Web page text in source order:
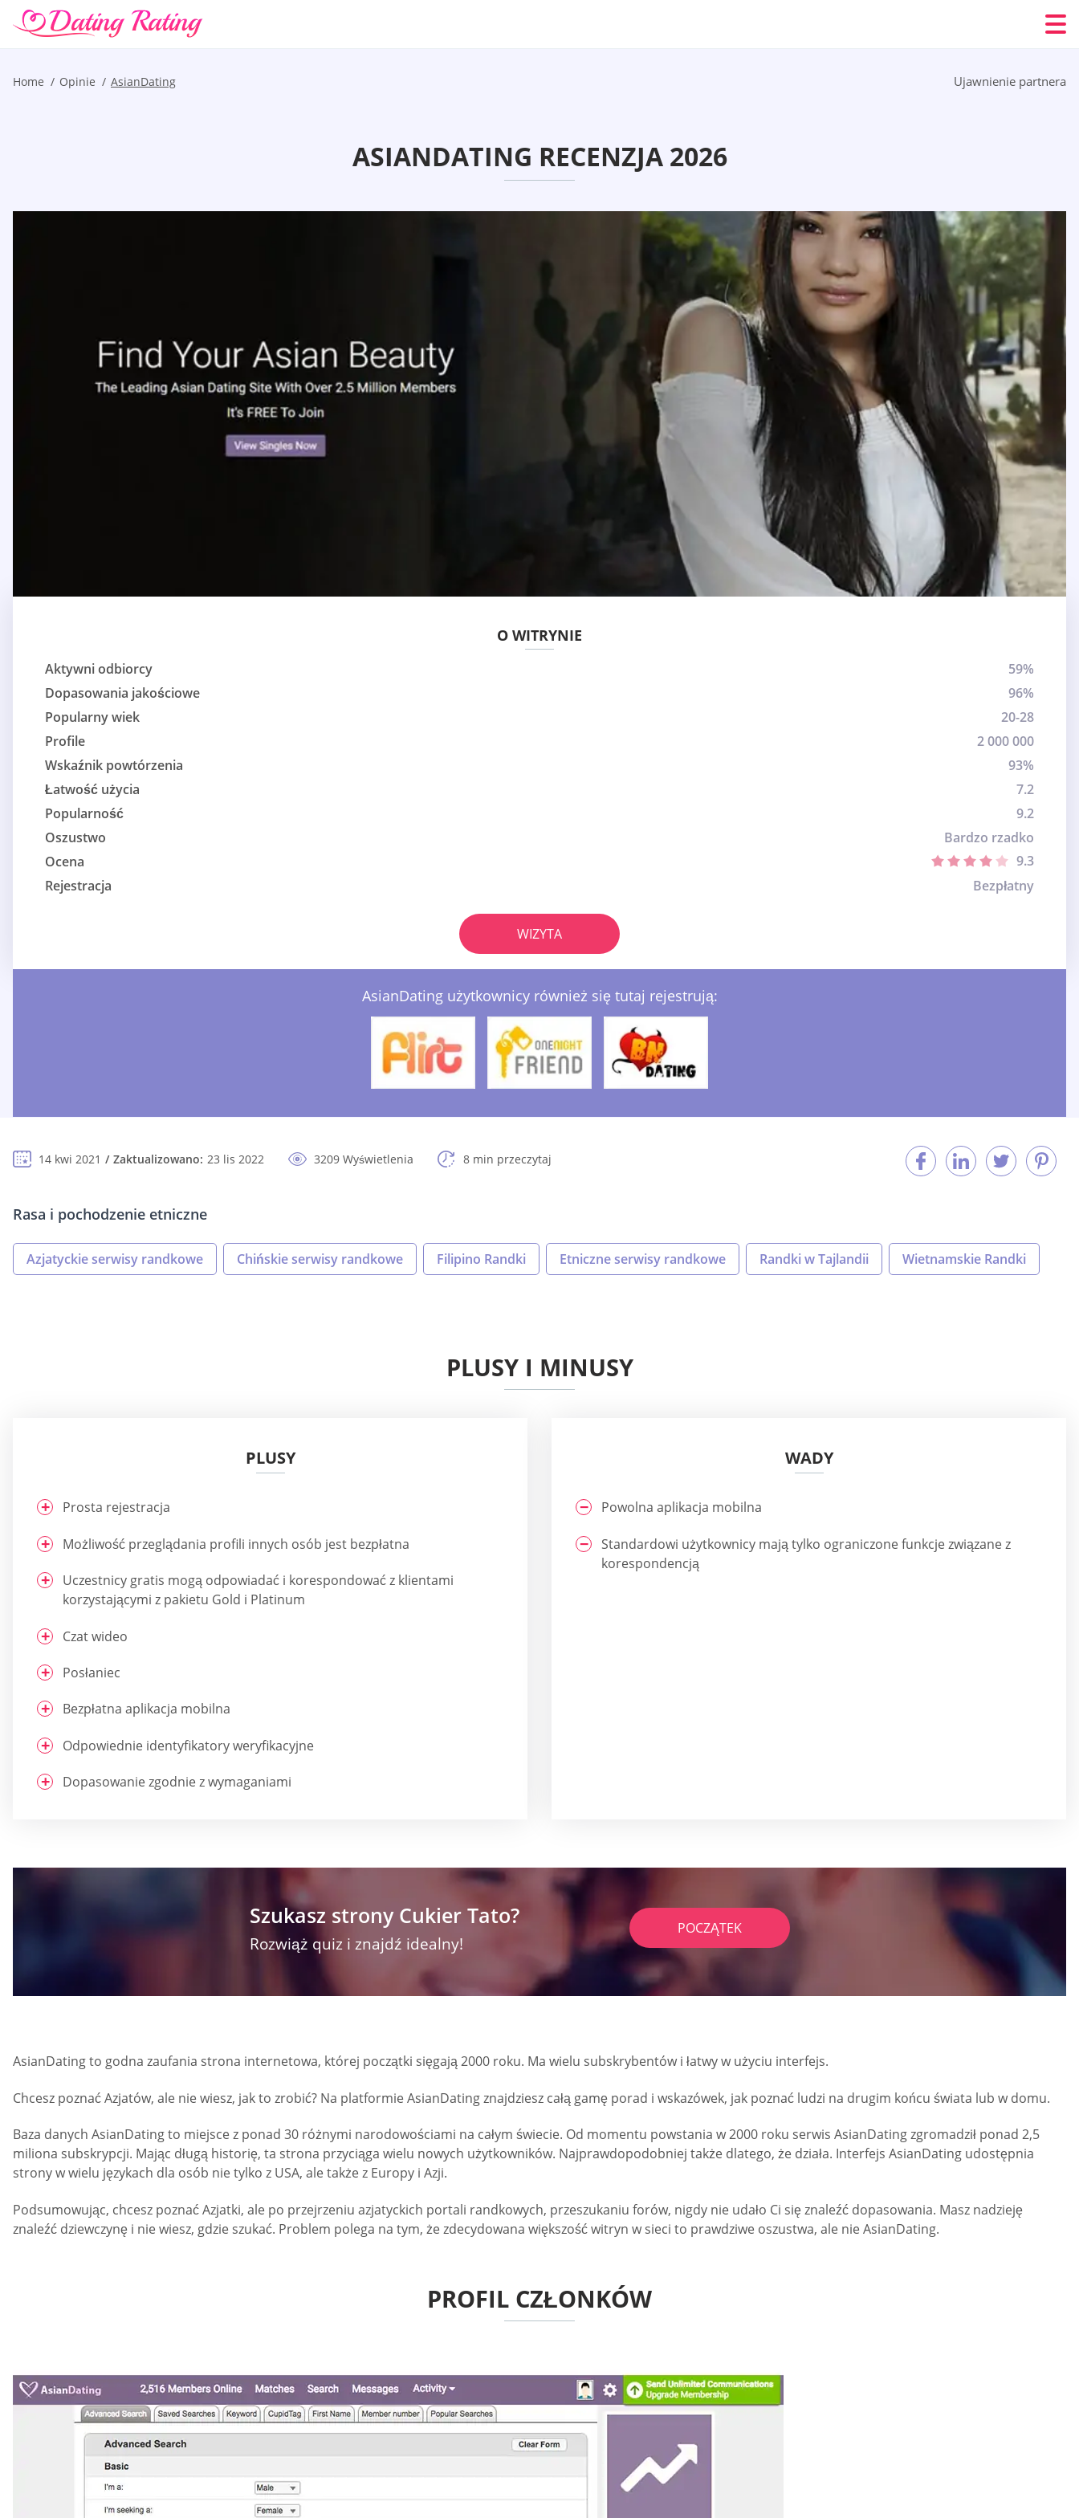
Home Opinie AsianDating Ujawnienie partnera
ASIANDATING RECENZJA 2026
O WITRYNIE
Aktywni odbiorcy
59%
Dopasowania jakościowe
96%
Popularny wiek
20-28
Profile
2 000 000
Wskaźnik powtórzenia
93%
Łatwość użycia
7.2
Popularność
9.2
Oszustwo
Bardzo rzadko
Ocena
9.3
Rejestracja
Bezpłatny
WIZYTA
AsianDating użytkownicy również się tutaj rejestrują:
14 kwi 2021 Zaktualizowano: 23 lis 2022 3209 Wyświetlenia 8 min przeczytaj
Rasa i pochodzenie etniczne
Azjatyckie serwisy randkowe Chińskie serwisy randkowe Filipino Randki Etniczne serwisy randkowe Randki w Tajlandii Wietnamskie Randki
PLUSY I MINUSY
PLUSY
Prosta rejestracja
Możliwość przeglądania profili innych osób jest bezpłatna
Uczestnicy gratis mogą odpowiadać i korespondować z klientami
korzystającymi z pakietu Gold i Platinum
Czat wideo
Posłaniec
Bezpłatna aplikacja mobilna
Odpowiednie identyfikatory weryfikacyjne
Dopasowanie zgodnie z wymaganiami
WADY
Powolna aplikacja mobilna
Standardowi użytkownicy mają tylko ograniczone funkcje związane z
korespondencją
Szukasz strony Cukier Tato?
Rozwiąż quiz i znajdź idealny!
POCZĄTEK
AsianDating to godna zaufania strona internetowa, której początki sięgają 2000 roku. Ma wielu subskrybentów i łatwy w użyciu interfejs.
Chcesz poznać Azjatów, ale nie wiesz, jak to zrobić? Na platformie AsianDating znajdziesz całą gamę porad i wskazówek, jak poznać ludzi na drugim końcu świata lub w domu.
Baza danych AsianDating to miejsce z ponad 30 różnymi narodowościami na całym świecie. Od momentu powstania w 2000 roku serwis AsianDating zgromadził ponad 2,5
miliona subskrypcji. Mając długą historię, ta strona przyciąga wielu nowych użytkowników. Najprawdopodobniej także dlatego, że działa. Interfejs AsianDating udostępnia
strony w wielu językach dla osób nie tylko z USA, ale także z Europy i Azji.
Podsumowując, chcesz poznać Azjatki, ale po przejrzeniu azjatyckich portali randkowych, przeszukaniu forów, nigdy nie udało Ci się znaleźć dopasowania. Masz nadzieję
znaleźć dziewczynę i nie wiesz, gdzie szukać. Problem polega na tym, że zdecydowana większość witryn w sieci to prawdziwe oszustwa, ale nie AsianDating.
PROFIL CZŁONKÓW